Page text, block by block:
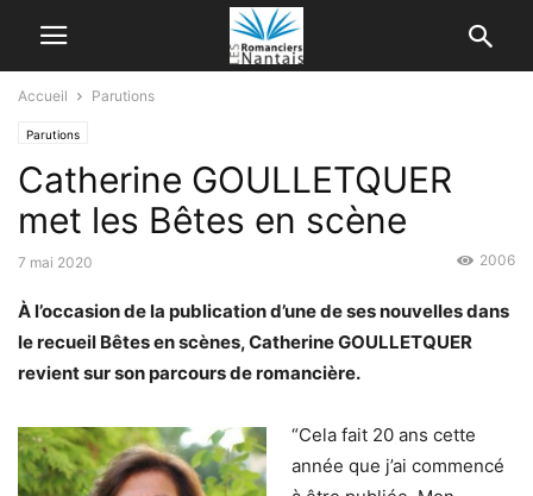
Accueil Parutions
Parutions
Catherine GOULLETQUER
met les Bêtes en scène
7 mai 2020 2006
À l’occasion de la publication d’une de ses nouvelles dans
le recueil Bêtes en scènes, Catherine GOULLETQUER
revient sur son parcours de romancière.
“Cela fait 20 ans cette
année que j’ai commencé